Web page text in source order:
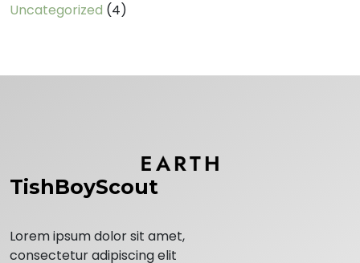
Uncategorized (4)
TishBoyScout
Lorem ipsum dolor sit amet,
consectetur adipiscing elit